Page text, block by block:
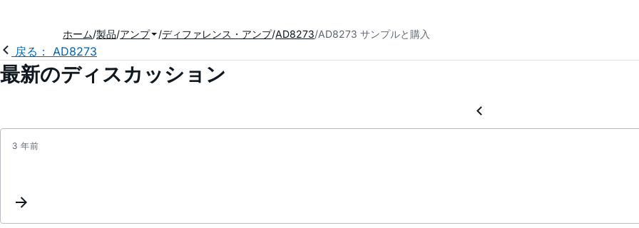
ホーム 製品 アンプ ディファレンス・アンプ AD8273 AD8273 サンプルと購入
戻る： AD8273
最新のディスカッション
3 年前